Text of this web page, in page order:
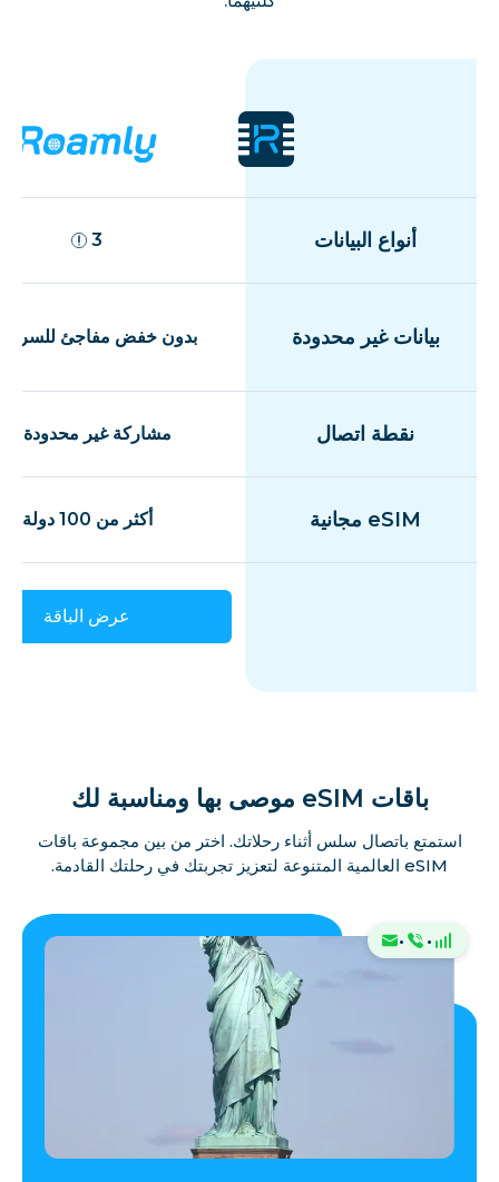
أنواع البيانات 3
بيانات غير محدودة بدون خفض مفاجئ
نقطة اتصال مشاركة غير محدودة
eSIM مجانية أكثر من 100 دولة
عرض الباقة
باقات eSIM موصى بها ومناسبة لك
استمتع باتصال سلس أثناء رحلاتك. اختر من بين مجموعة باقات
eSIM العالمية المتنوعة لتعزيز تجربتك في رحلتك القادمة.
·
·